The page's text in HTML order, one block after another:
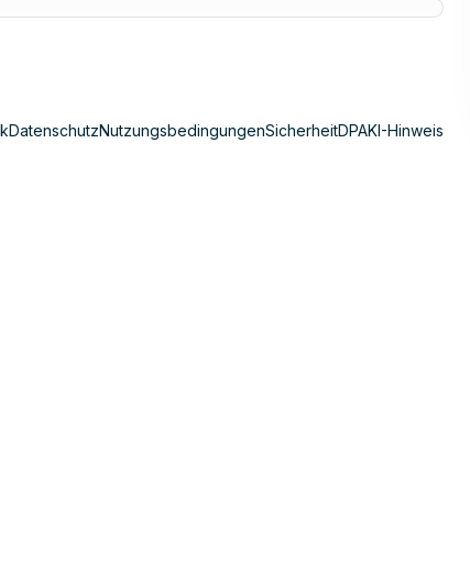
DatenschutzNutzungsbedingungenSicherheitDPAKI-Hinweis